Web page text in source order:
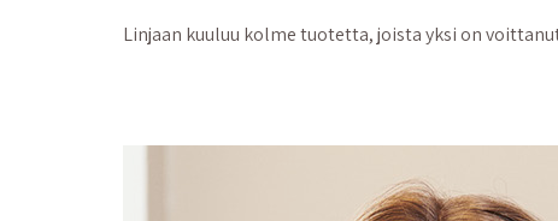
Linjaan kuuluu kolme tuotetta, joista yksi on